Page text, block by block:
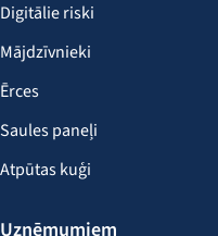
Digitālie riski
Mājdzīvnieki
Ērces
Saules paneļi
Atpūtas kuģi
Uzņēmumiem